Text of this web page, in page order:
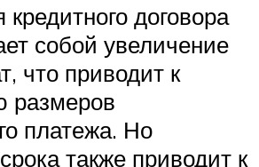
договора
собой увеличение
что приводит к
размеров
платежа. Но
также приводит к